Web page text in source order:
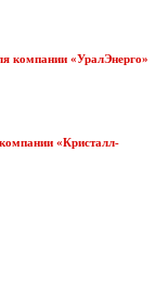
компании «УралЭнерго»
«Кристалл-